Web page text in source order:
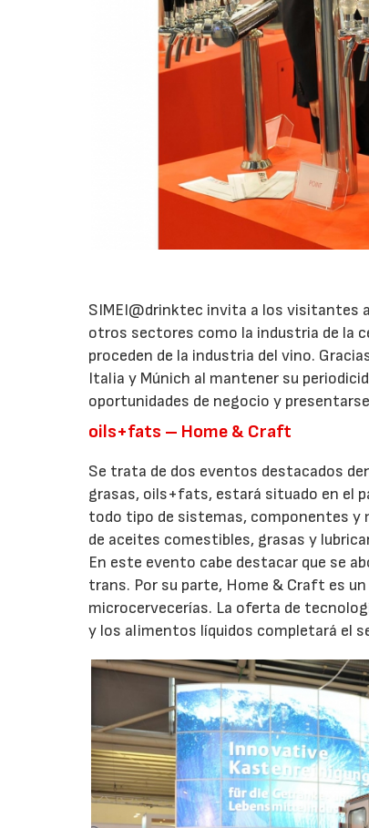
SIMEI@drinktec invita a los visitantes
otros sectores como la industria de la
proceden de la industria del vino.
Italia y Múnich al mantener su
oportunidades de negocio y
oils+fats – Home & Craft
Se trata de dos eventos destacados
grasas, oils+fats, estará situado en el
todo tipo de sistemas, componentes y
de aceites comestibles, grasas y
En este evento cabe destacar que se
trans. Por su parte, Home & Craft es
microcervecerías. La oferta de
y los alimentos líquidos completará el